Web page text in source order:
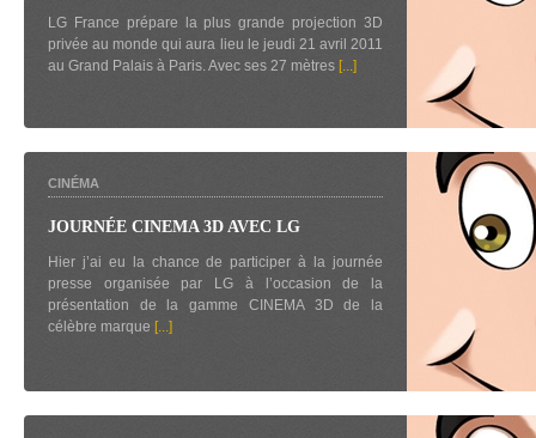
LG France prépare la plus grande projection 3D
privée au monde qui aura lieu le jeudi 21 avril 2011
au Grand Palais à Paris. Avec ses 27 mètres [...]
CINÉMA
JOURNÉE CINEMA 3D AVEC LG
Hier j’ai eu la chance de participer à la journée
presse organisée par LG à l’occasion de la
présentation de la gamme CINEMA 3D de la
célèbre marque [...]